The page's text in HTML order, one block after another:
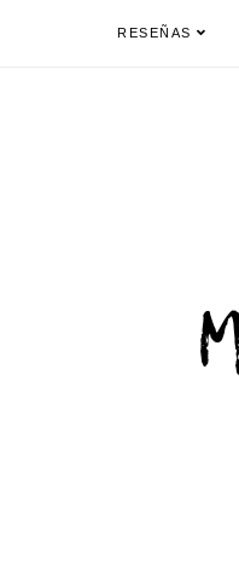
RESEÑAS